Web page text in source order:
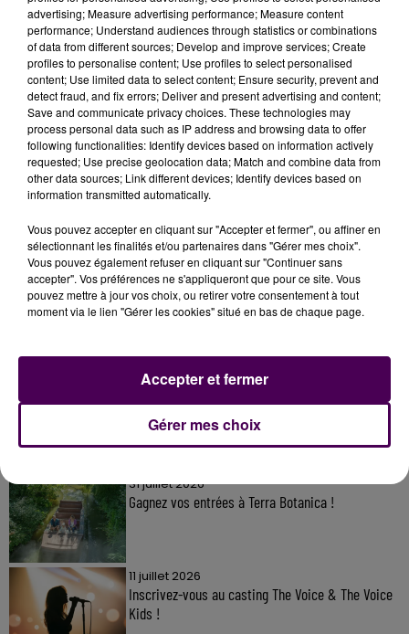
pratiquer ou de s'informer sur une interruption
volontaire de grossesse par tout moyen, y compris
par voie électronique ou en ligne, notamment par la
diffusion ou la transmission d'allégations ou
d'indications de nature à induire intentionnellement
en erreur, dans un but dissuasif, sur les
caractéristiques ou les conséquences médicales
d'une IVG".Laure Guillaume l’assure :"Ce droit qu’on
défend depuis des décennies reste très fragile,
31 juillet 2026
Gagnez vos entrées à Terra Botanica !
11 juillet 2026
Inscrivez-vous au casting The Voice & The Voice
Kids !
advertising; Measure advertising performance; Measure content
performance; Understand audiences through statistics or combinations
of data from different sources; Develop and improve services; Create
profiles to personalise content; Use profiles to select personalised
content; Use limited data to select content; Ensure security, prevent and
detect fraud, and fix errors; Deliver and present advertising and content;
Save and communicate privacy choices. These technologies may
process personal data such as IP address and browsing data to offer
following functionalities: Identify devices based on information actively
requested; Use precise geolocation data; Match and combine data from
other data sources; Link different devices; Identify devices based on
information transmitted automatically.
Vous pouvez accepter en cliquant sur "Accepter et fermer", ou affiner en
sélectionnant les finalités et/ou partenaires dans "Gérer mes choix".
Vous pouvez également refuser en cliquant sur "Continuer sans
accepter". Vos préférences ne s'appliqueront que pour ce site. Vous
pouvez mettre à jour vos choix, ou retirer votre consentement à tout
moment via le lien "Gérer les cookies" situé en bas de chaque page.
Gérer mes choix
Accepter et fermer